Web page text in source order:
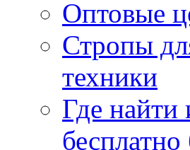
Оптовые
Стропы
техники
Где найти
бесплатно